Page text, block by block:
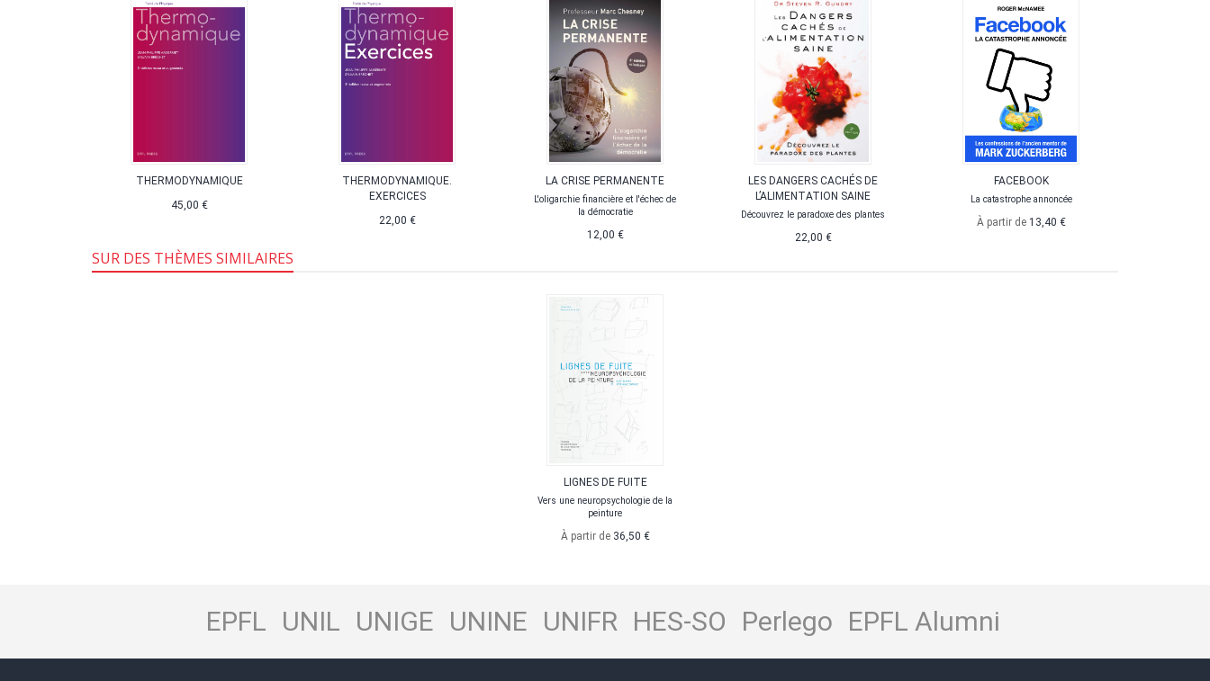
THERMODYNAMIQUE
45,00 €
THERMODYNAMIQUE.
EXERCICES
22,00 €
LA CRISE PERMANENTE
L'oligarchie financière et l'échec de
la démocratie
12,00 €
LES DANGERS CACHÉS DE
L’ALIMENTATION SAINE
Découvrez le paradoxe des plantes
22,00 €
FACEBOOK
La catastrophe annoncée
À partir de 13,40 €
SUR DES THÈMES SIMILAIRES
LIGNES DE FUITE
Vers une neuropsychologie de la
peinture
À partir de 36,50 €
EPFL UNIL UNIGE UNINE UNIFR HES-SO Perlego EPFL Alumni